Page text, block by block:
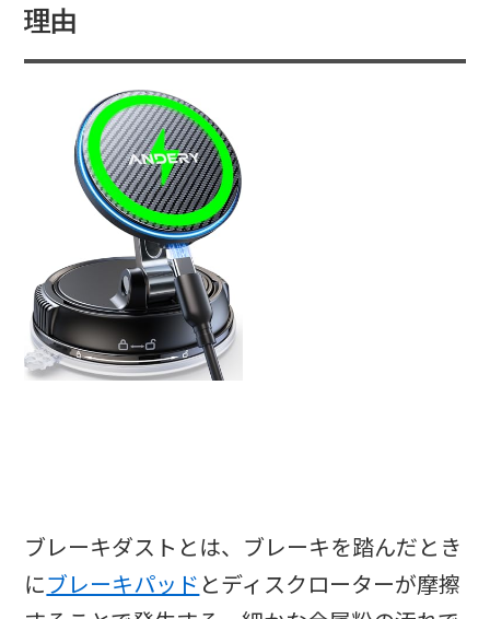
理由
ブレーキダストとは、ブレーキを踏んだとき
にブレーキパッド とディスクローターが摩擦